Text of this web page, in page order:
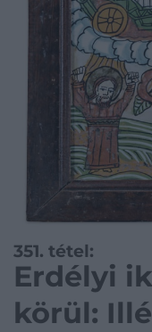
351. tétel:
Erdélyi